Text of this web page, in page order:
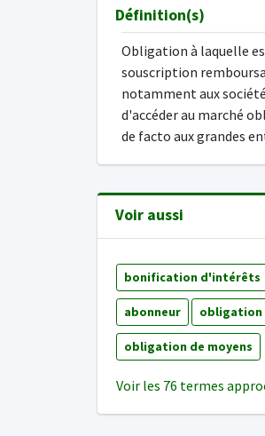
Définition(s)
Obligation à laquelle
souscription
notamment aux
d'accéder au marché
de facto aux grandes
Voir aussi
bonification d'intérêts
abonneur
obligation de moyens
Voir les 76 termes